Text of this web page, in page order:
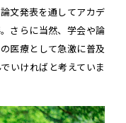
文発表を通してアカデ
さらに当然、学会や論
医療として急激に普及
いければと考えていま